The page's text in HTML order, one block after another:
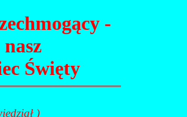
-
nasz
Święty
)